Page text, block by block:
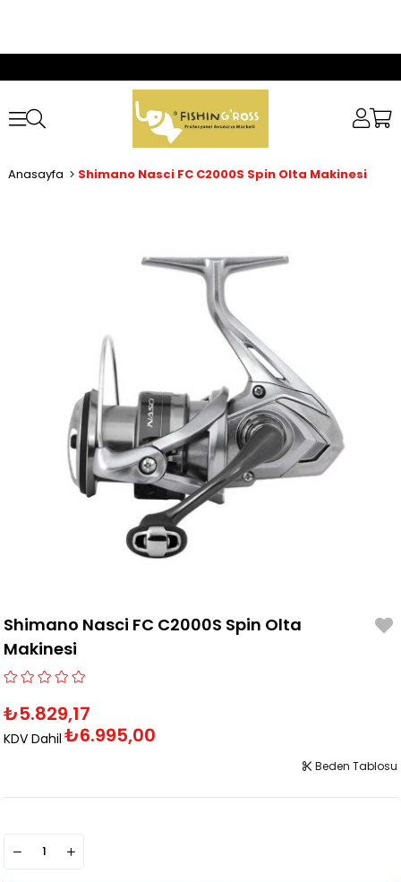
Anasayfa Shimano Nasci FC C2000S Spin Olta Makinesi
Shimano Nasci FC C2000S Spin Olta
Makinesi
₺5.829,17
KDV Dahil ₺6.995,00
Beden Tablosu